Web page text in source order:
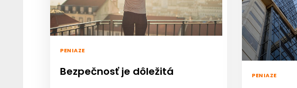
PENIAZE
Bezpečnosť je dôležitá PENIAZE